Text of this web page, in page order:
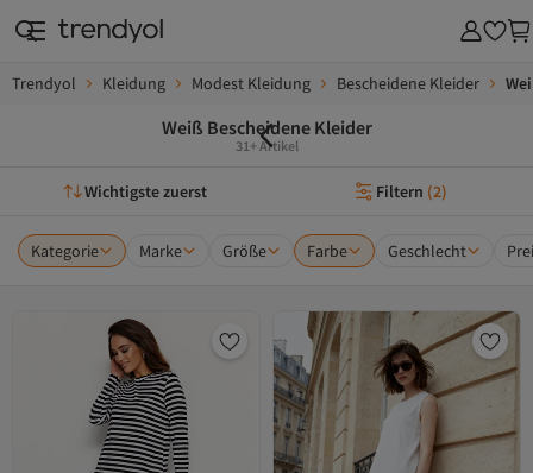
Trendyol Kleidung Modest Kleidung Bescheidene Kleider
Weiß Bescheidene Kleider
31+ Artikel
Wichtigste zuerst Filtern (2)
Kategorie Marke Größe Farbe Geschlecht